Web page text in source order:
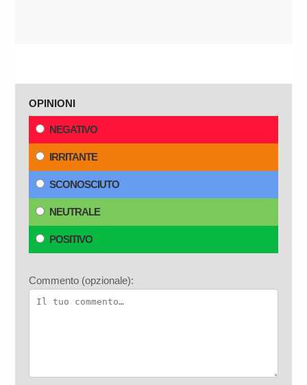
OPINIONI
NEGATIVO
IRRITANTE
SCONOSCIUTO
NEUTRALE
POSITIVO
Commento (opzionale):